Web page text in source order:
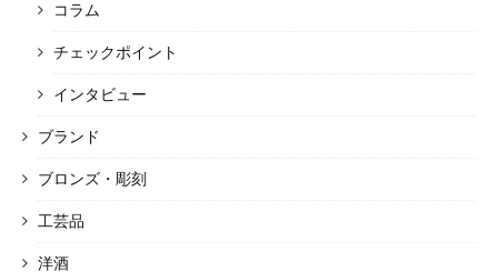
コラム
チェックポイント
インタビュー
ブランド
ブロンズ・彫刻
工芸品
洋酒